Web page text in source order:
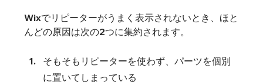
Wixでリピーターがうまく表示されないとき、ほと
んどの原因は次の2つに集約されます。
そもそもリピーターを使わず、パーツを個別
に置いてしまっている